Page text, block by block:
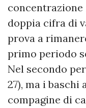
doppia cifra di
prova a
primo periodo
Nel secondo
27), ma i
compagine di